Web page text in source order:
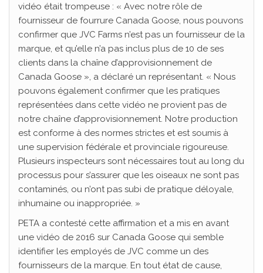
vidéo était trompeuse : « Avec notre rôle de
fournisseur de fourrure Canada Goose, nous pouvons
confirmer que JVC Farms n’est pas un fournisseur de la
marque, et qu’elle n’a pas inclus plus de 10 de ses
clients dans la chaîne d’approvisionnement de
Canada Goose », a déclaré un représentant. « Nous
pouvons également confirmer que les pratiques
représentées dans cette vidéo ne provient pas de
notre chaîne d’approvisionnement. Notre production
est conforme à des normes strictes et est soumis à
une supervision fédérale et provinciale rigoureuse.
Plusieurs inspecteurs sont nécessaires tout au long du
processus pour s’assurer que les oiseaux ne sont pas
contaminés, ou n’ont pas subi de pratique déloyale,
inhumaine ou inappropriée. »
PETA a contesté cette affirmation et a mis en avant
une vidéo de 2016 sur Canada Goose qui semble
identifier les employés de JVC comme un des
fournisseurs de la marque. En tout état de cause,